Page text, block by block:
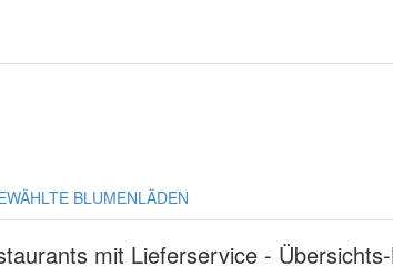
BLUMENLÄDEN
mit Lieferservice -